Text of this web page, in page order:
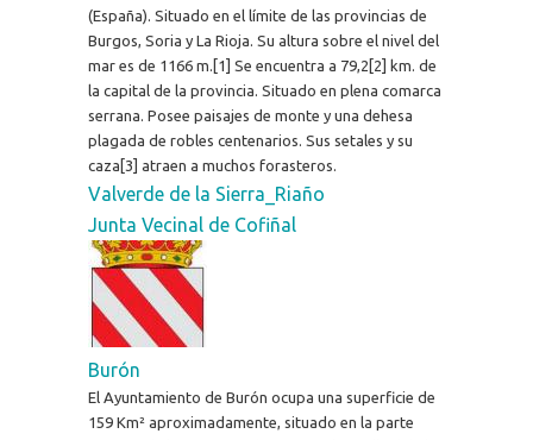
(España). Situado en el límite de las provincias de
Burgos, Soria y La Rioja. Su altura sobre el nivel del
mar es de 1166 m.[1] Se encuentra a 79,2[2] km. de
la capital de la provincia. Situado en plena comarca
serrana. Posee paisajes de monte y una dehesa
plagada de robles centenarios. Sus setales y su
caza[3] atraen a muchos forasteros.
Valverde de la Sierra_Riaño
Junta Vecinal de Cofiñal
Burón
El Ayuntamiento de Burón ocupa una superficie de
159 Km² aproximadamente, situado en la parte